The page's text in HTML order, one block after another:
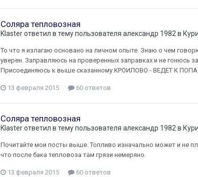
Соляра тепловозная
Klasterответил в тему пользователя александр 1982 в
То что я излагаю основано на личном опыте. Знаю о чем
уверен. Заправляюсь на проверенных заправках и не гонюсь
Присоединяюсь к выше сказанному КРОИЛОВО - ВЕДЕТ К
13 февраля 2015 60 ответов
Соляра тепловозная
Klasterответил в тему пользователя александр 1982 в
Почитайте мои посты выше. Топливо изначально может и не
что после бака тепловоза там грязи немеряно.
13 февраля 2015 60 ответов